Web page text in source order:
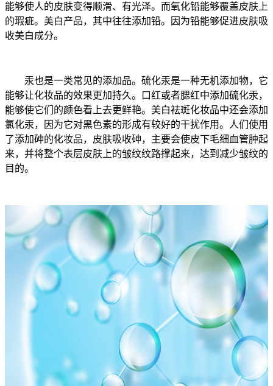
能够使人的皮肤变得顺滑、有光泽。而氧化铅能够覆盖皮肤上
的瑕疵。美白产品，其中往往添加铅。因为铅能够促进皮肤吸
收美白成分。
汞也是一类常见的添加品。硫化汞是一种无机添加物，它
能够让化妆品的效果更加持久。口红或者腮红中添加硫化汞，
能够使它们的颜色看上去更鲜艳。美白祛斑化妆品中还会添加
氯化汞，因为它对黑色素的形成有较好的干扰作用。人们使用
了添加砷的化妆品，皮肤吸收砷，主要会使皮下毛细血管肿起
来，并将整个表层皮肤上的皱纹纹路撑起来，达到减少皱纹的
目的。